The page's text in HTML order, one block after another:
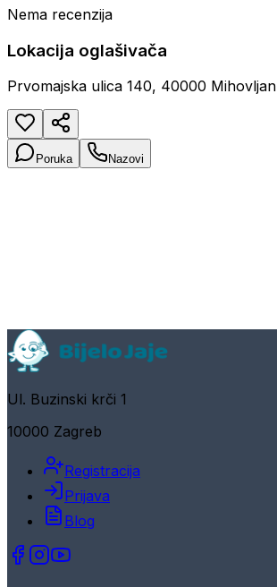
Nema recenzija
Lokacija oglašivača
Prvomajska ulica 140, 40000 Mihovljan
Poruka Nazovi
Ul. Buzinski krči 1
10000 Zagreb
Registracija
Prijava
Blog